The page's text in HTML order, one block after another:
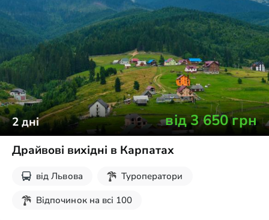
2дні від3 650грн
Драйвові вихідні в Карпатах
від Львова
Туроператори
Відпочинок на всі 100